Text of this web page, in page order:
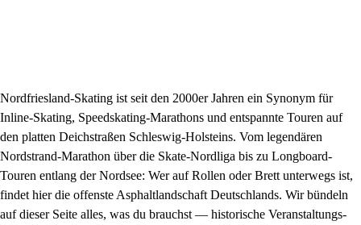
Nordfriesland-Skating ist seit den 2000er Jahren ein Synonym für
Inline-Skating, Speedskating-Marathons und entspannte Touren auf
den platten Deichstraßen Schleswig-Holsteins. Vom legendären
Nordstrand-Marathon über die Skate-Nordliga bis zu Longboard-
Touren entlang der Nordsee: Wer auf Rollen oder Brett unterwegs ist,
findet hier die offenste Asphaltlandschaft Deutschlands. Wir bündeln
auf dieser Seite alles, was du brauchst — historische Veranstaltungs-